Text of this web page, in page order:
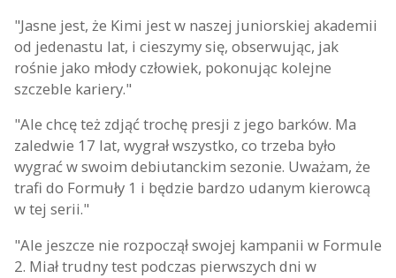
"Jasne jest, że Kimi jest w naszej juniorskiej akademii
od jedenastu lat, i cieszymy się, obserwując, jak
rośnie jako młody człowiek, pokonując kolejne
szczeble kariery."
"Ale chcę też zdjąć trochę presji z jego barków. Ma
zaledwie 17 lat, wygrał wszystko, co trzeba było
wygrać w swoim debiutanckim sezonie. Uważam, że
trafi do Formuły 1 i będzie bardzo udanym kierowcą
w tej serii."
"Ale jeszcze nie rozpoczął swojej kampanii w Formule
2. Miał trudny test podczas pierwszych dni w